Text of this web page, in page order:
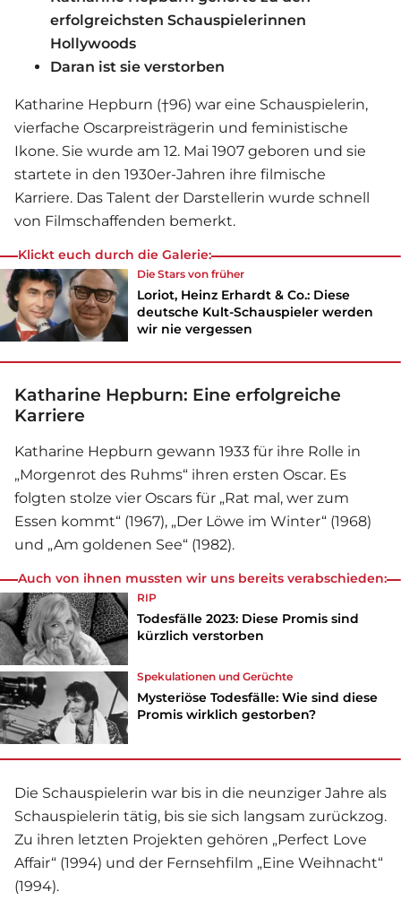
erfolgreichsten Schauspielerinnen
Hollywoods
Daran ist sie verstorben
Katharine Hepburn (†96) war eine Schauspielerin,
vierfache Oscarpreisträgerin und feministische
Ikone. Sie wurde am 12. Mai 1907 geboren und sie
startete in den 1930er-Jahren ihre filmische
Karriere. Das Talent der Darstellerin wurde schnell
von Filmschaffenden bemerkt.
Klickt euch durch die Galerie:
Die Stars von früher
Loriot, Heinz Erhardt & Co.: Diese
deutsche Kult-Schauspieler werden
wir nie vergessen
Katharine Hepburn: Eine erfolgreiche
Karriere
Katharine Hepburn gewann 1933 für ihre Rolle in
„Morgenrot des Ruhms“ ihren ersten Oscar. Es
folgten stolze vier Oscars für „Rat mal, wer zum
Essen kommt“ (1967), „Der Löwe im Winter“ (1968)
und „Am goldenen See“ (1982).
Auch von ihnen mussten wir uns bereits verabschieden:
RIP
Todesfälle 2023: Diese Promis sind
kürzlich verstorben
Spekulationen und Gerüchte
Mysteriöse Todesfälle: Wie sind diese
Promis wirklich gestorben?
Die Schauspielerin war bis in die neunziger Jahre als
Schauspielerin tätig, bis sie sich langsam zurückzog.
Zu ihren letzten Projekten gehören „Perfect Love
Affair“ (1994) und der Fernsehfilm „Eine Weihnacht“
(1994).